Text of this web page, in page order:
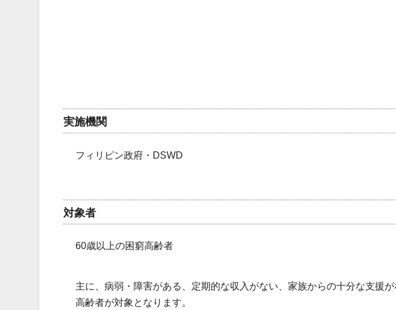
実施機関
フィリピン政府・DSWD
対象者
60歳以上の困窮高齢者
主に、病弱・障害がある、定期的な収入がない、家族からの十分な支援
高齢者が対象となります。